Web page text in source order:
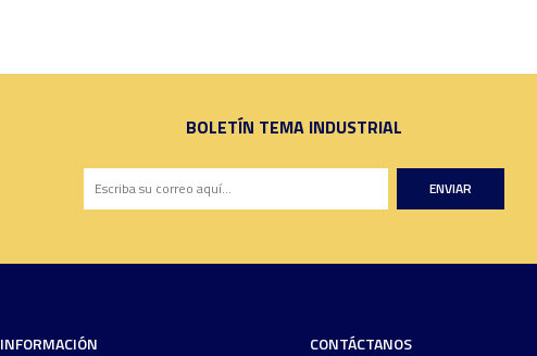
BOLETÍN TEMA INDUSTRIAL
ENVIAR
INFORMACIÓN CONTÁCTANOS